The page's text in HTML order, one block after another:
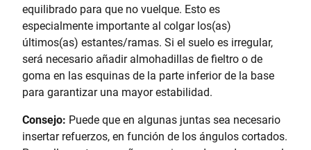
equilibrado para que no vuelque. Esto es
especialmente importante al colgar los(as)
últimos(as) estantes/ramas. Si el suelo es irregular,
será necesario añadir almohadillas de fieltro o de
goma en las esquinas de la parte inferior de la base
para garantizar una mayor estabilidad.
Consejo: Puede que en algunas juntas sea necesario
insertar refuerzos, en función de los ángulos cortados.